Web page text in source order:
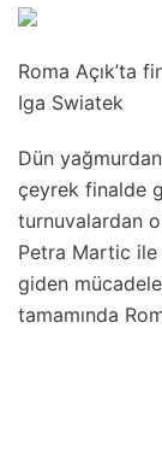
Roma Açık’ta
Iga Swiatek
Dün
çeyrek finalde
turnuvalardan
Petra Martic ile
giden
tamamında